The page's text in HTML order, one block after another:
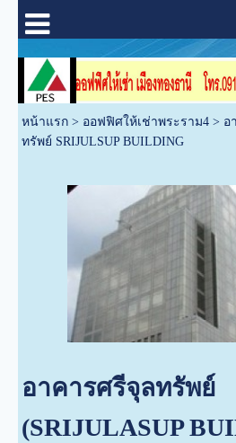
หน้าแรก > ออฟฟิศให้เช่าพระราม4 > อ
ทรัพย์ SRIJULSUP BUILDING
อาคารศรีจุลทรัพย์
(SRIJULASUP